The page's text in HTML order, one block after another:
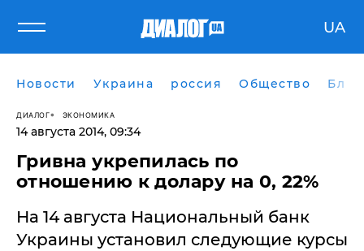
UA
Новости Украина россия Общество
ДИАЛОГ ЭКОНОМИКА
14 августа 2014, 09:34
Гривна укрепилась по
отношению к долару на 0, 22%
На 14 августа Национальный банк
Украины установил следующие курсы